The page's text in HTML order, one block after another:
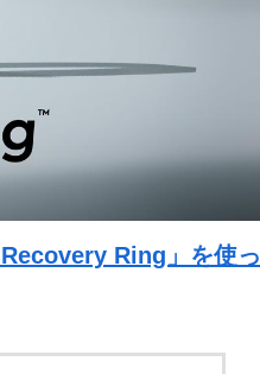
Ring」を使っ